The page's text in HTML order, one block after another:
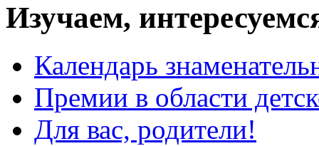
Изучаем,
Календарь
Премии в области
Для вас, родители!